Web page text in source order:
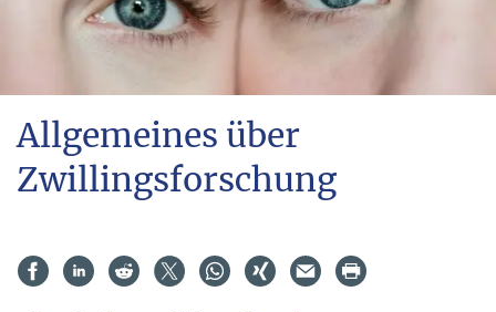
Allgemeines über
Zwillingsforschung